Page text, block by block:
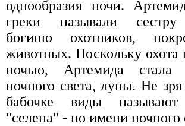
однообразия ночи.
греки называли
богиню охотников,
животных. Поскольку охота
ночью, Артемида стала
ночного света, луны. Не
бабочке виды
"селена" - по имени ночного